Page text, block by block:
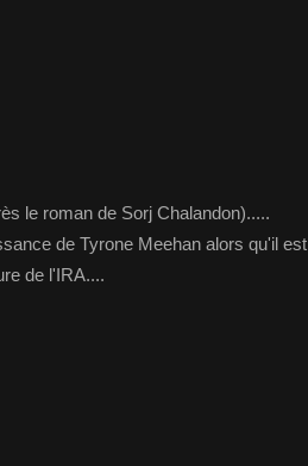
le roman de Sorj Chalandon).....
de Tyrone Meehan alors qu'il est
de l'IRA....